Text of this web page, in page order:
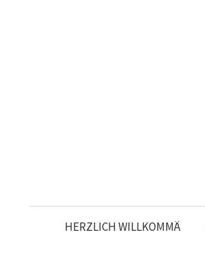
HERZLICH WILLKOMMÄ